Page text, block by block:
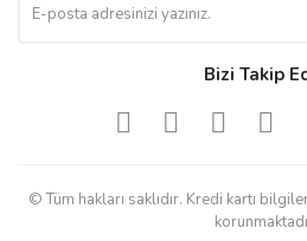
Bizi Takip
© Tüm hakları saklıdır. Kredi kartı